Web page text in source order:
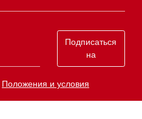
Подписаться
на
Положения и условия